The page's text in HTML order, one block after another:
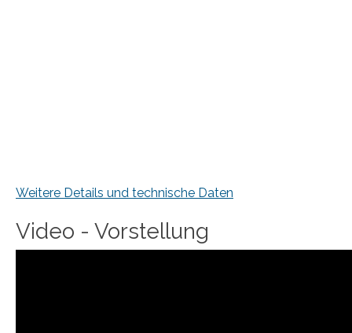
Weitere Details und technische Daten
Video - Vorstellung